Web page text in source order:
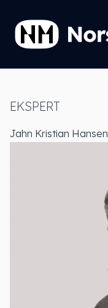
EKSPERT
Jahn Kristian Hansen